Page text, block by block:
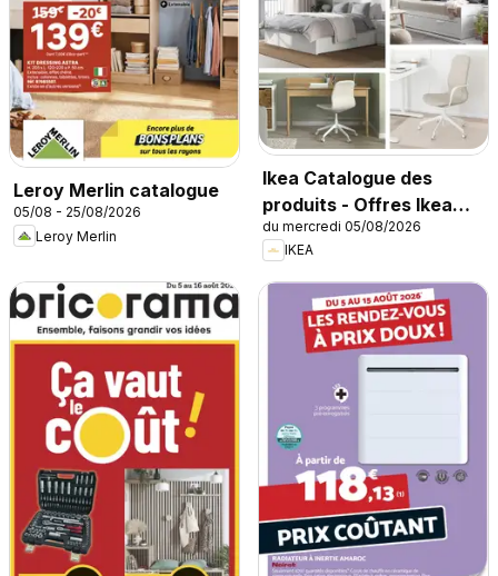
Leroy Merlin catalogue
05/08 - 25/08/2026
Leroy Merlin
Ikea Catalogue des
produits - Offres Ikea
Family
du mercredi 05/08/2026
IKEA